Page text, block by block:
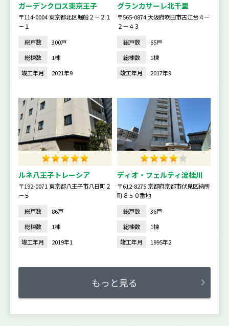
ガーデンクロス東京王子
〒114-0004 東京都北区堀船２－２１
－１
総戸数
300戸
総棟数
1棟
竣工年月
2021年9
グランカサーレ北千里
〒565-0874 大阪府吹田市古江台４－
２－４３
総戸数
65戸
総棟数
1棟
竣工年月
2017年9
ルネ八王子トレーシア
〒192-0071 東京都八王子市八日町２
－５
総戸数
86戸
総棟数
1棟
竣工年月
2019年1
ディオ・フェルティ淀桂川
〒612-8275 京都府京都市伏見区納所
町８５０番地
総戸数
36戸
総棟数
1棟
竣工年月
1995年2
もっと見る